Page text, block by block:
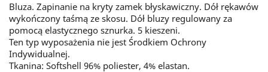
Bluza. Zapinanie na kryty zamek błyskawiczny. Dół rękawów
wykończony taśmą ze skosu. Dół bluzy regulowany za
pomocą elastycznego sznurka. 5 kieszeni.
Ten typ wyposażenia nie jest Środkiem Ochrony
Indywidualnej.
Tkanina: Softshell 96% poliester, 4% elastan.